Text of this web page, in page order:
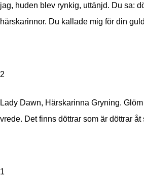
jag, huden blev rynkig, uttänjd. Du sa:
härskarinnor. Du kallade mig för din
2
Lady Dawn, Härskarinna Gryning.
vrede. Det finns döttrar som är döttrar åt
1